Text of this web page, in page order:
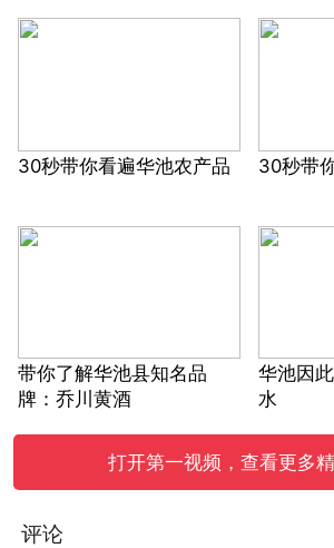
30秒带你看遍华池农产品 30秒带
带你了解华池县知名品
牌：乔川黄酒
华池因
水
打开第一视频，查看更多
评论